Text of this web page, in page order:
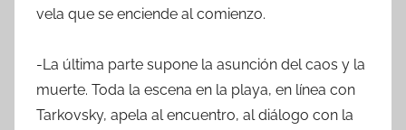
vela que se enciende al comienzo.
-La última parte supone la asunción del caos y la
muerte. Toda la escena en la playa, en línea con
Tarkovsky, apela al encuentro, al diálogo con la